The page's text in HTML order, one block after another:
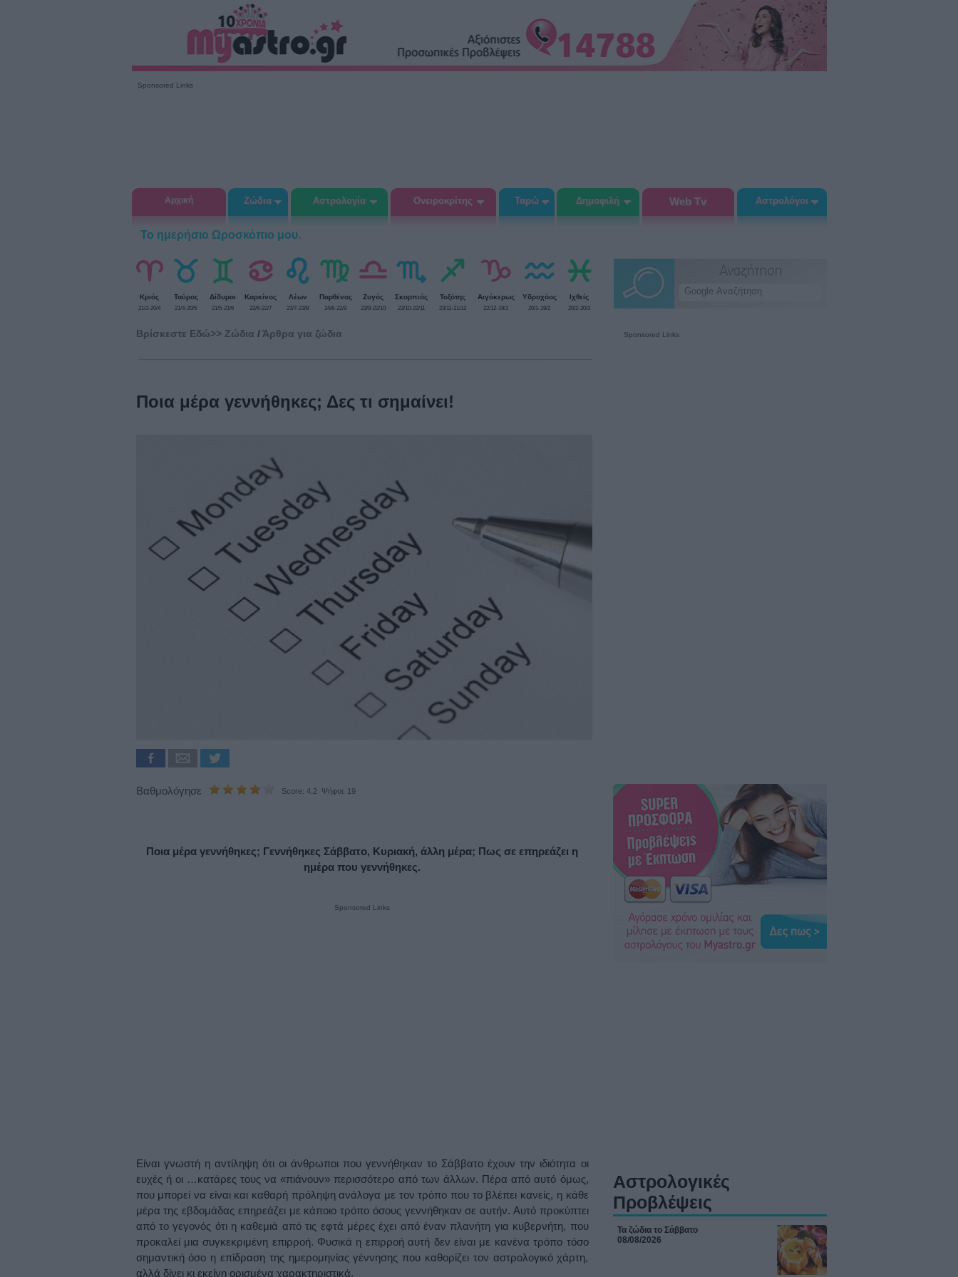
Sponsored Links
Αρχική Ζώδια Αστρολογία Ονειροκρίτης Ταρώ Δημοφιλή Web Tv Αστρολόγοι
Το ημερήσιο Ωροσκόπιο μου.
Κριός
21/3-20/4
Ταύρος
21/4-20/5
Δίδυμοι
21/5-21/6
Καρκίνος
22/6-22/7
Λέων
23/7-23/8
Παρθένος
24/8-22/9
Ζυγός
23/9-22/10
Σκορπιός
23/10-22/11
Τοξότης
23/11-21/12
Αιγόκερως
22/12-19/1
Υδροχόος
20/1-19/2
Ιχθείς
20/2-20/3
Βρίσκεστε Eδώ>> Ζώδια /Άρθρα για ζώδια
Ποια μέρα γεννήθηκες; Δες τι σημαίνει!
Βαθμολόγησε Score: 4.2 Ψήφοι: 19
Ποια μέρα γεννήθηκες; Γεννήθηκες Σάββατο, Κυριακή, άλλη μέρα; Πως σε επηρεάζει η
ημέρα που γεννήθηκες.
Sponsored Links
Είναι γνωστή η αντίληψη ότι οι άνθρωποι που γεννήθηκαν το Σάββατο έχουν την ιδιότητα οι
ευχές ή οι …κατάρες τους να «πιάνουν» περισσότερο από των άλλων. Πέρα από αυτό όμως,
που μπορεί να είναι και καθαρή πρόληψη ανάλογα με τον τρόπο που το βλέπει κανείς, η κάθε
μέρα της εβδομάδας επηρεάζει με κάποιο τρόπο όσους γεννήθηκαν σε αυτήν. Αυτό προκύπτει
από το γεγονός ότι η καθεμιά από τις εφτά μέρες έχει από έναν πλανήτη για κυβερνήτη, που
προκαλεί μια συγκεκριμένη επιρροή. Φυσικά η επιρροή αυτή δεν είναι με κανένα τρόπο τόσο
σημαντική όσο η επίδραση της ημερομηνίας γέννησης που καθορίζει τον αστρολογικό χάρτη,
αλλά δίνει κι εκείνη ορισμένα χαρακτηριστικά.
Sponsored Links
Αστρολογικές
Προβλέψεις
Τα ζώδια το Σάββατο
08/08/2026